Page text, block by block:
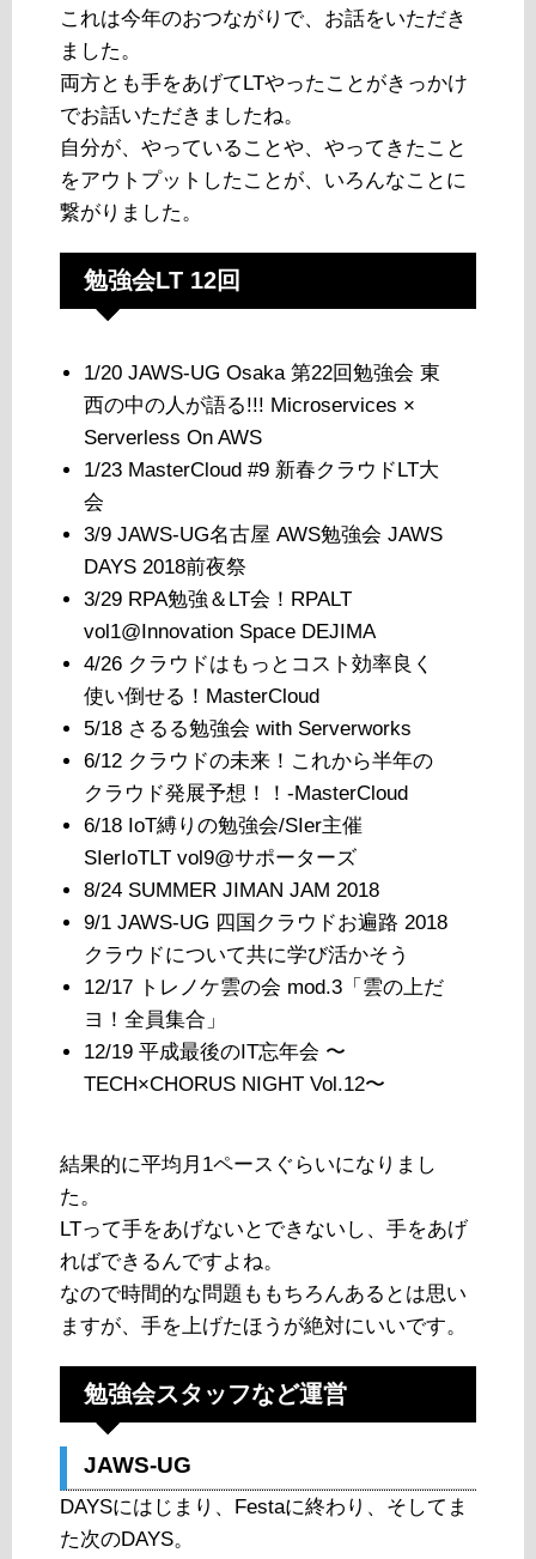
これは今年のおつながりで、お話をいただき
ました。
両方とも手をあげてLTやったことがきっかけ
でお話いただきましたね。
自分が、やっていることや、やってきたこと
をアウトプットしたことが、いろんなことに
繋がりました。
勉強会LT 12回
1/20 JAWS-UG Osaka 第22回勉強会 東
西の中の人が語る!!! Microservices ×
Serverless On AWS
1/23 MasterCloud #9 新春クラウドLT大
会
3/9 JAWS-UG名古屋 AWS勉強会 JAWS
DAYS 2018前夜祭
3/29 RPA勉強＆LT会！RPALT
vol1@Innovation Space DEJIMA
4/26 クラウドはもっとコスト効率良く
使い倒せる！MasterCloud
5/18 さるる勉強会 with Serverworks
6/12 クラウドの未来！これから半年の
クラウド発展予想！！-MasterCloud
6/18 IoT縛りの勉強会/SIer主催
SIerIoTLT vol9@サポーターズ
8/24 SUMMER JIMAN JAM 2018
9/1 JAWS-UG 四国クラウドお遍路 2018
クラウドについて共に学び活かそう
12/17 トレノケ雲の会 mod.3「雲の上だ
ヨ！全員集合」
12/19 平成最後のIT忘年会 〜
TECH×CHORUS NIGHT Vol.12〜
結果的に平均月1ペースぐらいになりまし
た。
LTって手をあげないとできないし、手をあげ
ればできるんですよね。
なので時間的な問題ももちろんあるとは思い
ますが、手を上げたほうが絶対にいいです。
勉強会スタッフなど運営
JAWS-UG
DAYSにはじまり、Festaに終わり、そしてま
た次のDAYS。